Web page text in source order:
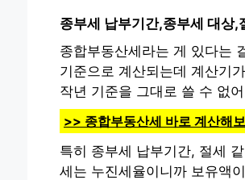
종부세 납부기간,종부세 대상
종합부동산세라는 게 있다는
기준으로 계산되는데 계산기
작년 기준을 그대로 쓸 수 없
>> 종합부동산세 바로 계산해
특히 종부세 납부기간, 절세
세는 누진세율이니까 보유액